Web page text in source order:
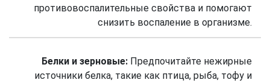
противовоспалительные свойства и помогают
снизить воспаление в организме.
Белки и зерновые: Предпочитайте нежирные
источники белка, такие как птица, рыба, тофу и